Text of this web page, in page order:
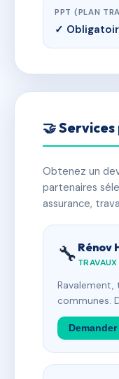
PPT (PLAN
✓
🤝
Obtenez un
partenaires
assurance,
🔧 Rénov
communes.